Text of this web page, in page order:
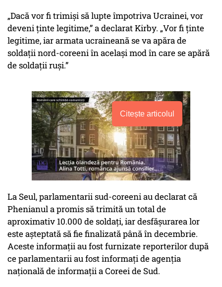
„Dacă vor fi trimiși să lupte împotriva Ucrainei, vor
deveni ținte legitime,” a declarat Kirby. „Vor fi ținte
legitime, iar armata ucraineană se va apăra de
soldații nord-coreeni în același mod în care se apără
de soldații ruși.”
Citește articolul
La Seul, parlamentarii sud-coreeni au declarat că
Phenianul a promis să trimită un total de
aproximativ 10.000 de soldați, iar desfășurarea lor
este așteptată să fie finalizată până în decembrie.
Aceste informații au fost furnizate reporterilor după
ce parlamentarii au fost informați de agenția
națională de informații a Coreei de Sud.